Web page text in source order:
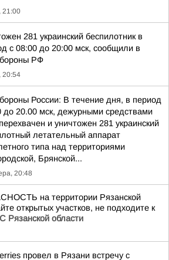
21:00
281 украинский беспилотник в
с 08:00 до 20:00 мск, сообщили в
РФ
20:54
России: В течение дня, в период
до 20.00 мск, дежурными средствами
и уничтожен 281 украинский
летательный аппарат
типа над территориями
Брянской...
20:48
на территории Рязанской
открытых участков, не подходите к
Рязанской области
провел в Рязани встречу с